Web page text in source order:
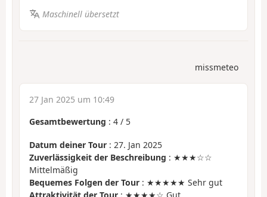
Maschinell übersetzt
missmeteo
27 Jan 2025 um 10:49
Gesamtbewertung : 4 / 5
Datum deiner Tour : 27. Jan 2025
Zuverlässigkeit der Beschreibung : ★★★☆☆
Mittelmäßig
Bequemes Folgen der Tour : ★★★★★ Sehr gut
Attraktivität der Tour : ★★★★☆ Gut